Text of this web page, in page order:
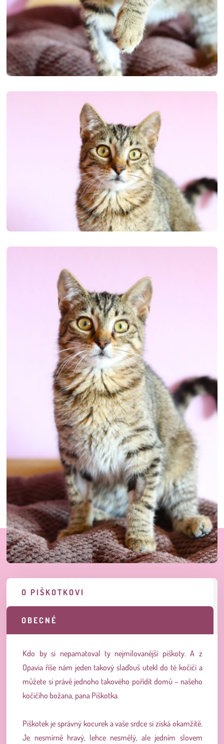
O PIŠKOTKOVI
OBECNÉ
Kdo by si nepamatoval ty nejmilovanější piškoty. A z
Opavia říše nám jeden takový slaďouš utekl do té kočičí a
můžete si právě jednoho takového pořídit domů – našeho
kočičího božana, pana Piškotka.
Piškotek je správný kocureka vaše srdce si získá okamžitě.
Je nesmírně hravý, lehce nesmělý, ale jedním slovem